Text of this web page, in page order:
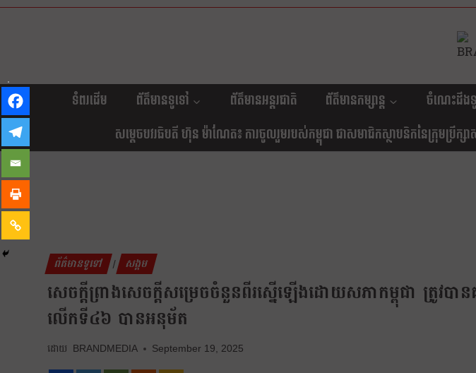
ទំពរដើម ព័ត៌មានទូទៅ ព័ត៌មានអន្តរជាតិ ព័ត៌មានកម្សាន្ត ចំណេះដឹង
សម្តេចបវរធិបតី ហ៊ុន ម៉ាណែត៖ ការចូលរួមរបស់កម្ពុជា ជាសមាជិកស្ថាបនិកនៃក្រុមប្រឹក្ស
ព័ត៌មានទូទៅ | សង្គម
សេចក្តីព្រាងសេចក្តីសម្រេចចំនួនពីរស្នើឡើងដោយសភាកម្ពុជា ត្រូវប
លើកទី៤៦ បានអនុម័ត
BRANDMEDIA September 19, 2025